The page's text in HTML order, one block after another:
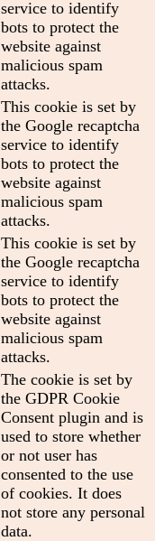
service to identify
bots to protect the
website against
malicious spam
attacks.
This cookie is set by
the Google recaptcha
service to identify
bots to protect the
website against
malicious spam
attacks.
This cookie is set by
the Google recaptcha
service to identify
bots to protect the
website against
malicious spam
attacks.
The cookie is set by
the GDPR Cookie
Consent plugin and is
used to store whether
or not user has
consented to the use
of cookies. It does
not store any personal
data.